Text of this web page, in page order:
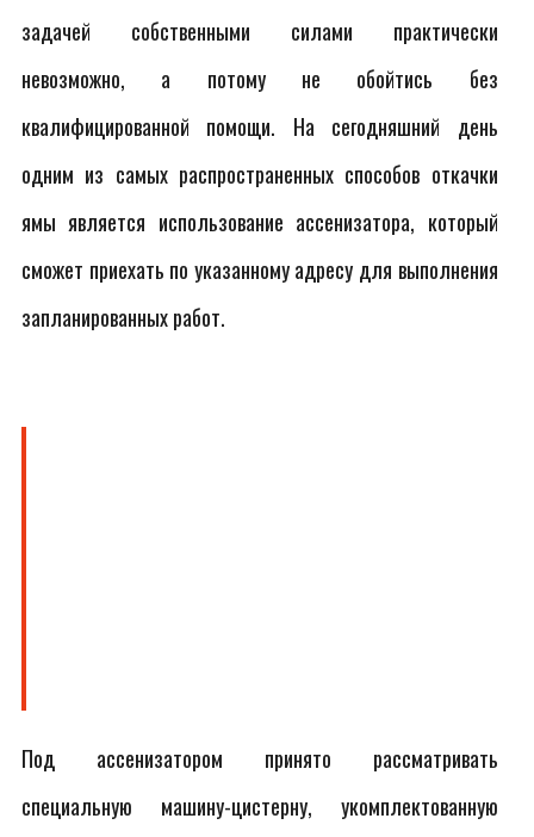
задачей собственными силами практически
невозможно, а потому не обойтись без
квалифицированной помощи. На сегодняшний день
одним из самых распространенных способов откачки
ямы является использование ассенизатора, который
сможет приехать по указанному адресу для выполнения
запланированных работ.
Под ассенизатором принято рассматривать
специальную машину-цистерну, укомплектованную